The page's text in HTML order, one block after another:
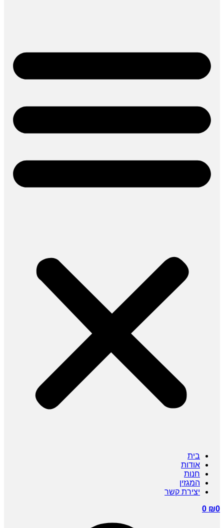
בית
אודות
חנות
המגזין
יצירת קשר
₪0
0